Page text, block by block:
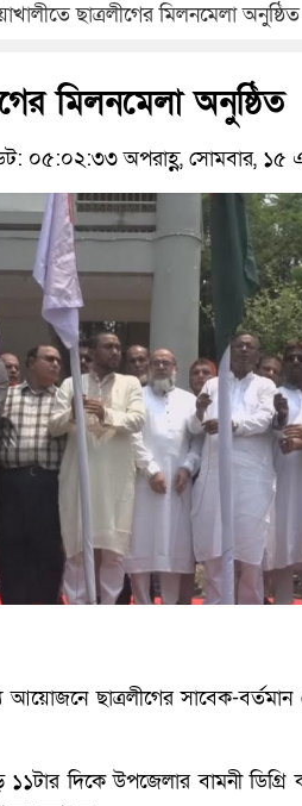
ছাত্রলীগের মিলনমেলা অনুষ্ঠিত
মিলনমেলা অনুষ্ঠিত
০৫:০২:৩৩ অপরাহ্ণ, সোমবার, ১৫
আয়োজনে ছাত্রলীগের সাবেক-
দিকে উপজেলার বামনী ডিগ্রি